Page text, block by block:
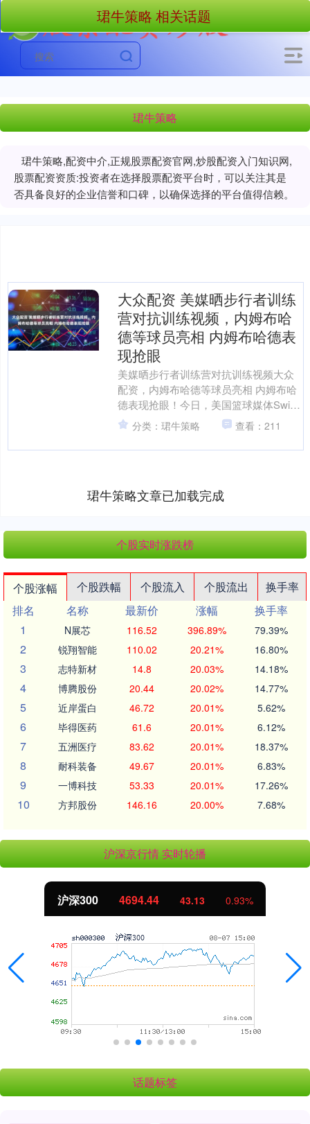
珺牛策略
珺牛策略,配资中介,正规股票配资官网,炒股配资入门知识网,
股票配资资质:投资者在选择股票配资平台时，可以关注其是
否具备良好的企业信誉和口碑，以确保选择的平台值得信赖。
珺牛策略 相关话题
大众配资 美媒晒步行者训练
营对抗训练视频，内姆布哈
德等球员亮相 内姆布哈德表
现抢眼
美媒晒步行者训练营对抗训练视频大众
配资，内姆布哈德等球员亮相 内姆布哈
德表现抢眼！今日，美国篮球媒体Swish
Cultures分享了一段步行者训练营的对抗
训练....
分类：珺牛策略 查看：211
珺牛策略文章已加载完成
个股实时涨跌榜
个股涨幅 个股跌幅 个股流入 个股流出
换手率
排名
名称 最新价 涨幅
换手率
1
N展芯 116.52 396.89% 79.39%
2 锐翔智能 110.02 20.21% 16.80%
3 志特新材 14.8 20.03% 14.18%
4 博腾股份 20.44 20.02% 14.77%
5 近岸蛋白 46.72 20.01% 5.62%
6 毕得医药 61.6 20.01% 6.12%
7 五洲医疗 83.62 20.01% 18.37%
8 耐科装备 49.67 20.01% 6.83%
9 一博科技 53.33 20.01% 17.26%
10 方邦股份 146.16 20.00% 7.68%
沪深京行情 实时轮播
沪深300 4694.44 43.13 0.93%
话题标签